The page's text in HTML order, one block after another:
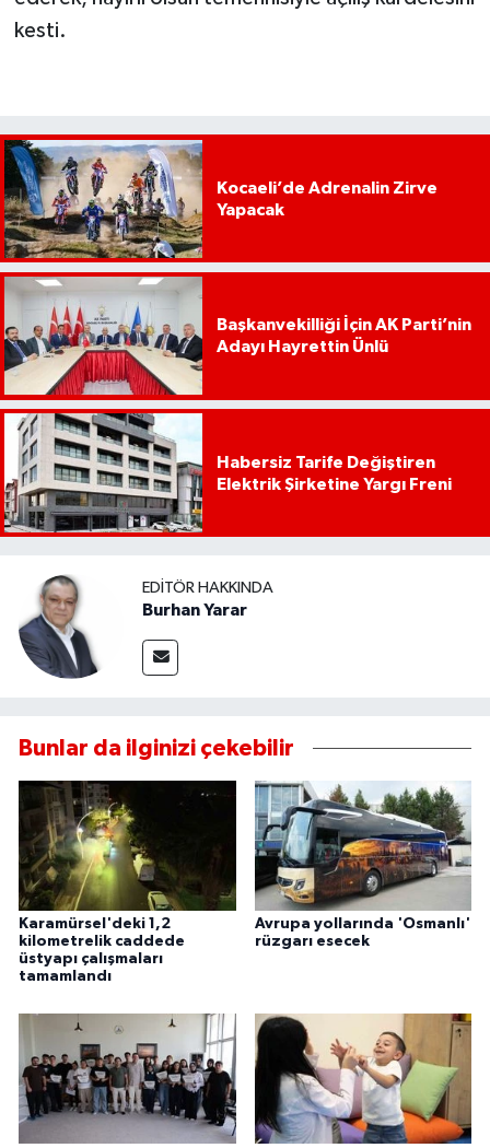
kesti.
Kocaeli’de Adrenalin Zirve
Yapacak
Başkanvekilliği İçin AK Parti’nin
Adayı Hayrettin Ünlü
Habersiz Tarife Değiştiren
Elektrik Şirketine Yargı Freni
EDITÖR HAKKINDA
Burhan Yarar
Bunlar da ilginizi çekebilir
Karamürsel'deki 1,2
kilometrelik caddede
üstyapı çalışmaları
tamamlandı
Avrupa yollarında 'Osmanlı'
rüzgarı esecek